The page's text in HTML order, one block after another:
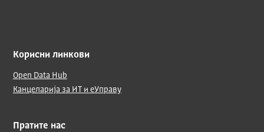
Корисни линкови
Open Data Hub
Канцеларија за ИТ и еУправу
Пратите нас